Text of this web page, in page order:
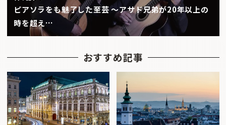
ピアソラをも魅了した至芸 〜アサド兄弟が20年以上の
時を超え…
おすすめ記事